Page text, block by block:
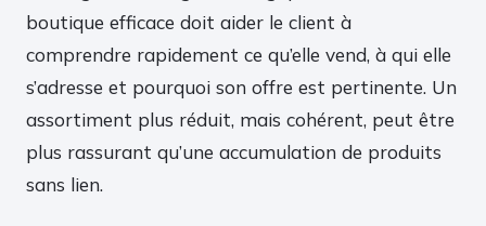
boutique efficace doit aider le client à
comprendre rapidement ce qu’elle vend, à qui elle
s’adresse et pourquoi son offre est pertinente. Un
assortiment plus réduit, mais cohérent, peut être
plus rassurant qu’une accumulation de produits
sans lien.